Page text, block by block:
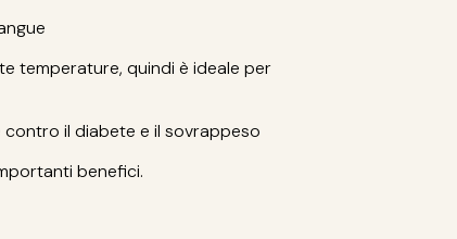
temperature, quindi è ideale per
il diabete e il sovrappeso
benefici.